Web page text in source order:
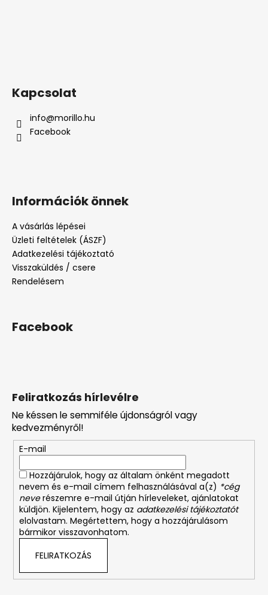
Feliratkozás hírlevélre
Ne késsen le semmiféle újdonságról vagy
kedvezményről!
E-mail
Hozzájárulok, hogy az általam önként megadott
nevem és e-mail címem felhasználásával a(z) *cég
neverészemre e-mail útján hírleveleket, ajánlatokat
küldjön. Kijelentem, hogy az adatkezelési tájékoztatót
elolvastam. Megértettem, hogy a hozzájárulásom
bármikor visszavonhatom.
FELIRATKOZÁS
Kapcsolat
info@morillo.hu
Facebook
Információk önnek
A vásárlás lépései
Üzleti feltételek (ÁSZF)
Adatkezelési tájékoztató
Visszaküldés / csere
Rendelésem
Facebook